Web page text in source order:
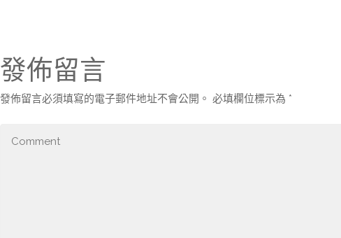
發佈留言
發佈留言必須填寫的電子郵件地址不會公開。 必填欄位標示為 *